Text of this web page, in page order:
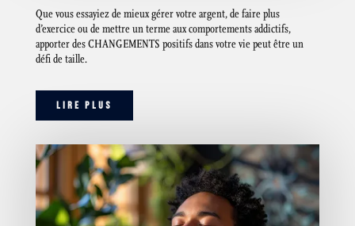
Que vous essayiez de mieux gérer votre argent, de faire plus
d’exercice ou de mettre un terme aux comportements addictifs,
apporter des CHANGEMENTS positifs dans votre vie peut être un
défi de taille.
LIRE PLUS